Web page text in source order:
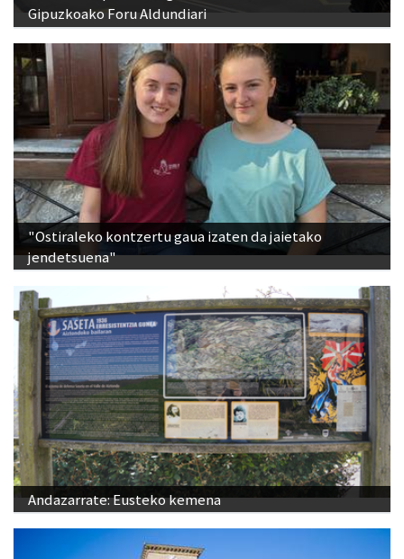
Urnietako Udalak Lurraldebusen zerbitzua
hobetzeko premia nagusiak helarazi dizkio
Gipuzkoako Foru Aldundiari
"Ostiraleko kontzertu gaua izaten da jaietako
jendetsuena"
Andazarrate: Eusteko kemena